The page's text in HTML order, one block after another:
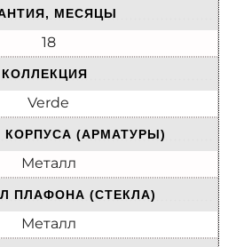
МЕСЯЦЫ
18
КОЛЛЕКЦИЯ
Verde
КОРПУСА (АРМАТУРЫ)
Металл
ПЛАФОНА (СТЕКЛА)
Металл